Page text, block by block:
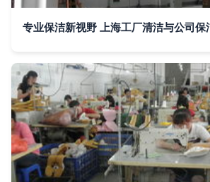
专业保洁新视野 上海工厂清洁与公司保